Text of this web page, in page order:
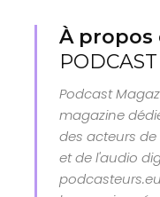
À
Podcast
magazine
des acteurs
et de l'audio